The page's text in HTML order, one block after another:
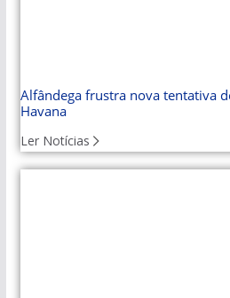
Alfândega frustra nova tentativa
Havana
Ler Notícias